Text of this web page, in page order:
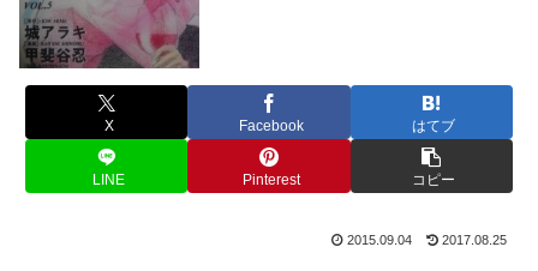
X Facebook はてブ
LINE Pinterest コピー
2015.09.04 2017.08.25